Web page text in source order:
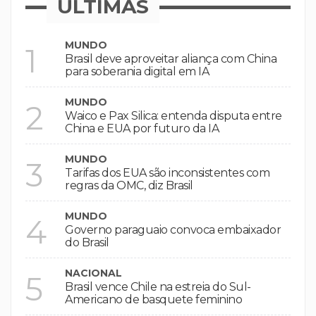
ÚLTIMAS
1 MUNDO
Brasil deve aproveitar aliança com China
para soberania digital em IA
2 MUNDO
Waico e Pax Silica: entenda disputa entre
China e EUA por futuro da IA
3 MUNDO
Tarifas dos EUA são inconsistentes com
regras da OMC, diz Brasil
4 MUNDO
Governo paraguaio convoca embaixador
do Brasil
5 NACIONAL
Brasil vence Chile na estreia do Sul-
Americano de basquete feminino